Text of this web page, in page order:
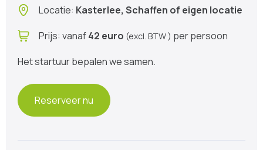
Locatie: Kasterlee, Schaffen of eigen locatie
Prijs: vanaf42 euro (excl. BTW ) per persoon
Het startuur bepalen we samen.
Reserveer nu